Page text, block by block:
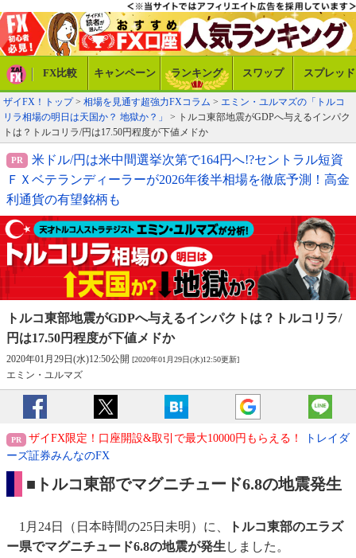
FX比較 キャンペーン ランキング スワップ スプレッド
ザイFX！トップ> 相場を見通す超強力FXコラム > エミン・ユルマズの「トルコ
リラ相場の明日は天国か？ 地獄か？」
> トルコ東部地震がGDPへ与えるインパク
トは？トルコリラ/円は17.50円程度が下値メドか
米ドル/円は米中間選挙次第で164円へ!?セントラル短資
ＦＸベテランディーラーが2026年後半相場を徹底予測！高金
利通貨の有望銘柄も
トルコ東部地震がGDPへ与えるインパクトは？ トルコリラ/
円は17.50円程度が下値メドか
2020年01月29日(水)12:50公開 [2020年01月29日(水)12:50更新]
エミン・ユルマズ
ザイFX限定！口座開設&取引で最大10000円もらえる！
トレイダ
ーズ証券みんなのFX
■トルコ東部でマグニチュード6.8の地震発生
1月24日（日本時間の25日未明）に、
トルコ東部のエラズ
ー県でマグニチュード6.8の地震が発生 しました。